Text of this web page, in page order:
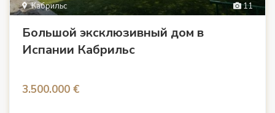
11
Кабрильс
Большой эксклюзивный дом в
Испании Кабрильс
3.500.000 €